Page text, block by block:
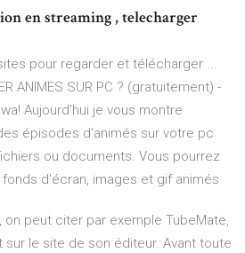
en streaming , telecharger
pour regarder et télécharger ...
ANIMES SUR PC ? (gratuitement) -
Aujourd'hui je vous montre
épisodes d'animés sur votre pc
ou documents. Vous pourrez
d'écran, images et gif animés
on peut citer par exemple TubeMate,
le site de son éditeur. Avant toute